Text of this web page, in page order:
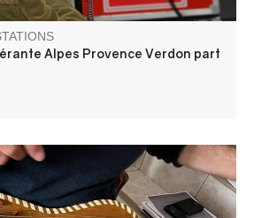
Alpes Provence Verdon part
musique Occitane bien ancré dans
les-Alpes .